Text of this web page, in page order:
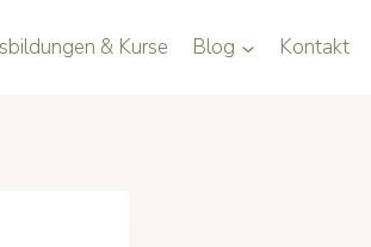
& Kurse Blog Kontakt